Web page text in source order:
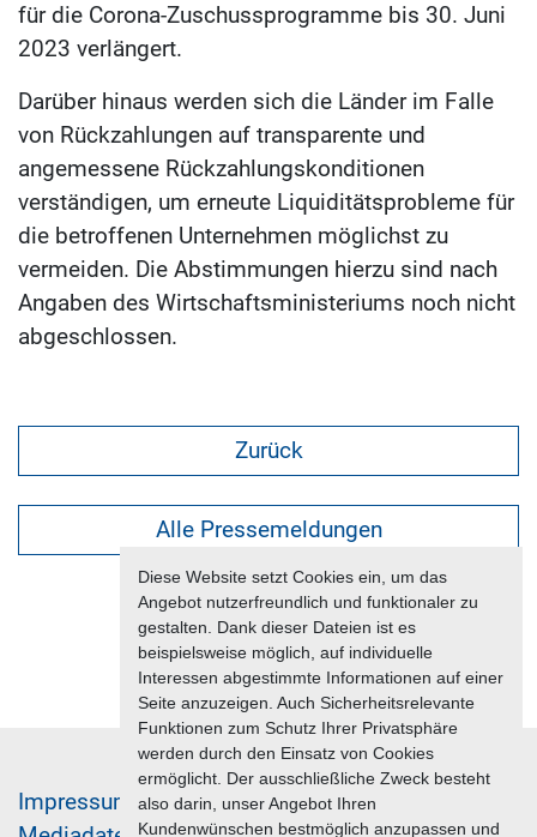
Diese Website setzt Cookies ein, um das
Angebot nutzerfreundlich und funktionaler zu
gestalten. Dank dieser Dateien ist es
beispielsweise möglich, auf individuelle
Interessen abgestimmte Informationen auf einer
Seite anzuzeigen. Auch Sicherheitsrelevante
Funktionen zum Schutz Ihrer Privatsphäre
werden durch den Einsatz von Cookies
ermöglicht. Der ausschließliche Zweck besteht
also darin, unser Angebot Ihren
Kundenwünschen bestmöglich anzupassen und
für die Corona-Zuschussprogramme bis 30. Juni
2023 verlängert.
Darüber hinaus werden sich die Länder im Falle
von Rückzahlungen auf transparente und
angemessene Rückzahlungskonditionen
verständigen, um erneute Liquiditätsprobleme für
die betroffenen Unternehmen möglichst zu
vermeiden. Die Abstimmungen hierzu sind nach
Angaben des Wirtschaftsministeriums noch nicht
abgeschlossen.
Zurück
Alle Pressemeldungen
Im­pres­sum & Da­ten­schutz